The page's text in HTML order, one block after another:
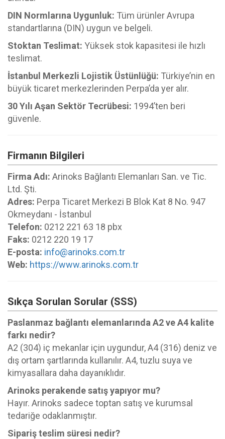
DIN Normlarına Uygunluk: Tüm ürünler Avrupa
standartlarına (DIN) uygun ve belgeli.
Stoktan Teslimat: Yüksek stok kapasitesi ile hızlı
teslimat.
İstanbul Merkezli Lojistik Üstünlüğü: Türkiye’nin en
büyük ticaret merkezlerinden Perpa’da yer alır.
30 Yılı Aşan Sektör Tecrübesi: 1994’ten beri
güvenle.
Firmanın Bilgileri
Firma Adı: Arinoks Bağlantı Elemanları San. ve Tic.
Ltd. Şti.
Adres: Perpa Ticaret Merkezi B Blok Kat 8 No. 947
Okmeydanı - İstanbul
Telefon: 0212 221 63 18 pbx
Faks: 0212 220 19 17
E-posta: info@arinoks.com.tr
Web: https://www.arinoks.com.tr
Sıkça Sorulan Sorular (SSS)
Paslanmaz bağlantı elemanlarında A2 ve A4 kalite
farkı nedir?
A2 (304) iç mekanlar için uygundur, A4 (316) deniz ve
dış ortam şartlarında kullanılır. A4, tuzlu suya ve
kimyasallara daha dayanıklıdır.
Arinoks perakende satış yapıyor mu?
Hayır. Arinoks sadece toptan satış ve kurumsal
tedariğe odaklanmıştır.
Sipariş teslim süresi nedir?